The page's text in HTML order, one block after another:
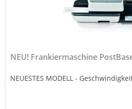
NEU! Frankiermaschine
NEUESTES MODELL -